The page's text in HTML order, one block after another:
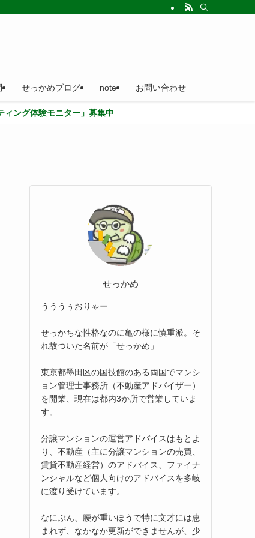
せっかめブログ note お問い合わせ
ニター」募集中
せっかめ
うううぅおりゃー
せっかちな性格なのに亀の様に慎重派。そ
れ故ついた名前が「せっかめ」
東京都墨田区の国技館のある両国でマンシ
ョン管理士事務所（不動産アドバイザー）
を開業、現在は都内3か所で営業していま
す。
分譲マンションの運営アドバイスはもとよ
り、不動産（主に分譲マンションの売買、
賃貸不動産経営）のアドバイス、ファイナ
ンシャルなど個人向けのアドバイスを多岐
に渡り受けています。
なにぶん、腰が重いほうで特に文才には恵
まれず、なかなか更新ができませんが、少